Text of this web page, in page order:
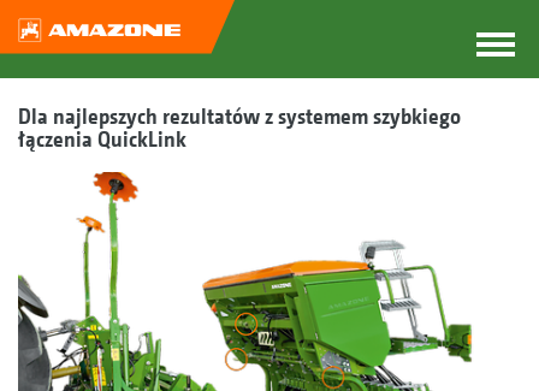
Dla najlepszych rezultatów z systemem szybkiego
łączenia QuickLink